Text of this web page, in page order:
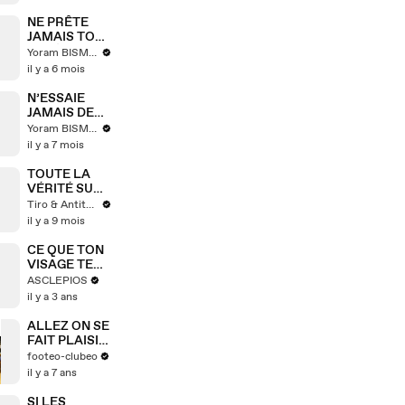
📸 Test
nouveauté
iPhone iOS 27
!
NE PRÊTE
JAMAIS TON
TEL À CE
GOSSE 😅
Yoram BISMUTH
il y a 6 mois
N’ESSAIE
JAMAIS DE
TE COIFFER
SEUL 😢
Yoram BISMUTH
il y a 7 mois
TOUTE LA
VÉRITÉ SUR
LE CIAO
KOMBUCHA
Tiro & Antituis 🎮
il y a 9 mois
CE QUE TON
VISAGE TE
DIT SUR TA
SANTÉ
ASCLEPIOS
il y a 3 ans
ALLEZ ON SE
FAIT PLAISIR
ENCORE UNE
FOIS
footeo-clubeo
il y a 7 ans